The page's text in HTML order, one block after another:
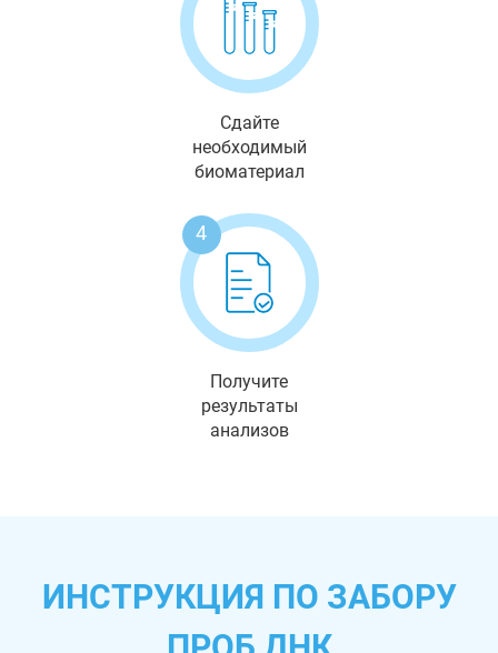
Сдайте
необходимый
биоматериал
4
Получите
результаты
анализов
ИНСТРУКЦИЯ ПО ЗАБОРУ